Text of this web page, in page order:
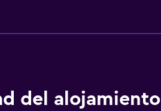
del alojamiento